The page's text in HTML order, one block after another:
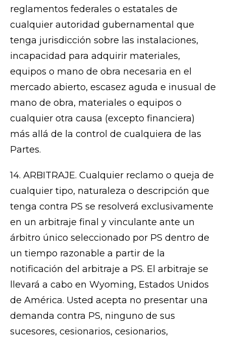
reglamentos federales o estatales de
cualquier autoridad gubernamental que
tenga jurisdicción sobre las instalaciones,
incapacidad para adquirir materiales,
equipos o mano de obra necesaria en el
mercado abierto, escasez aguda e inusual de
mano de obra, materiales o equipos o
cualquier otra causa (excepto financiera)
más allá de la control de cualquiera de las
Partes.
14. ARBITRAJE. Cualquier reclamo o queja de
cualquier tipo, naturaleza o descripción que
tenga contra PS se resolverá exclusivamente
en un arbitraje final y vinculante ante un
árbitro único seleccionado por PS dentro de
un tiempo razonable a partir de la
notificación del arbitraje a PS. El arbitraje se
llevará a cabo en Wyoming, Estados Unidos
de América. Usted acepta no presentar una
demanda contra PS, ninguno de sus
sucesores, cesionarios, cesionarios,